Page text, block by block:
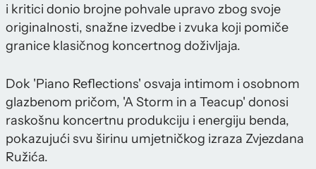
i kritici donio brojne pohvale upravo zbog svoje
originalnosti, snažne izvedbe i zvuka koji pomiče
granice klasičnog koncertnog doživljaja.
Dok 'Piano Reflections' osvaja intimom i osobnom
glazbenom pričom, 'A Storm in a Teacup' donosi
raskošnu koncertnu produkciju i energiju benda,
pokazujući svu širinu umjetničkog izraza Zvjezdana
Ružića.